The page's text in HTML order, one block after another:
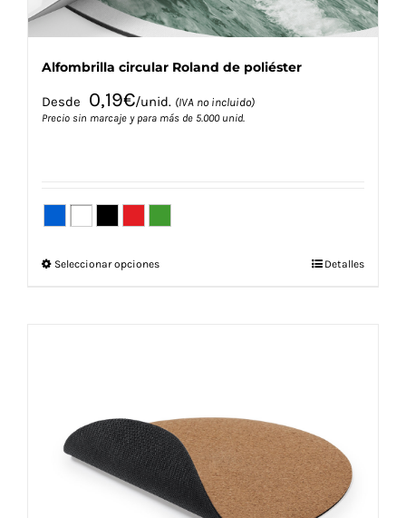
producto
Alfombrilla circular Roland de poliéster
Desde 0,19€/unid. (IVA no incluido)
Precio sin marcaje y para más de 5.000 unid.
Seleccionar opcionesEste
pueden
elegir
en
la
página
Detalles